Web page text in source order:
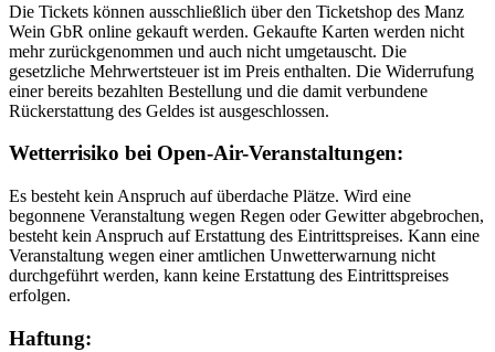
Die Tickets können ausschließlich über den Ticketshop des Manz
Wein GbR online gekauft werden. Gekaufte Karten werden nicht
mehr zurückgenommen und auch nicht umgetauscht. Die
gesetzliche Mehrwertsteuer ist im Preis enthalten. Die Widerrufung
einer bereits bezahlten Bestellung und die damit verbundene
Rückerstattung des Geldes ist ausgeschlossen.
Wetterrisiko bei Open-Air-Veranstaltungen:
Es besteht kein Anspruch auf überdache Plätze. Wird eine
begonnene Veranstaltung wegen Regen oder Gewitter abgebrochen,
besteht kein Anspruch auf Erstattung des Eintrittspreises. Kann eine
Veranstaltung wegen einer amtlichen Unwetterwarnung nicht
durchgeführt werden, kann keine Erstattung des Eintrittspreises
erfolgen.
Haftung: